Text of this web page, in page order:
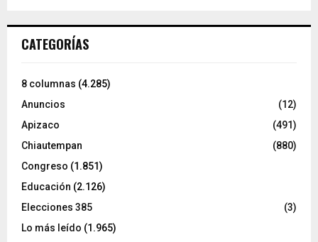
CATEGORÍAS
8 columnas (4.285)
Anuncios
(12)
Apizaco
(491)
Chiautempan
(880)
Congreso (1.851)
Educación (2.126)
Elecciones 385
(3)
Lo más leído (1.965)